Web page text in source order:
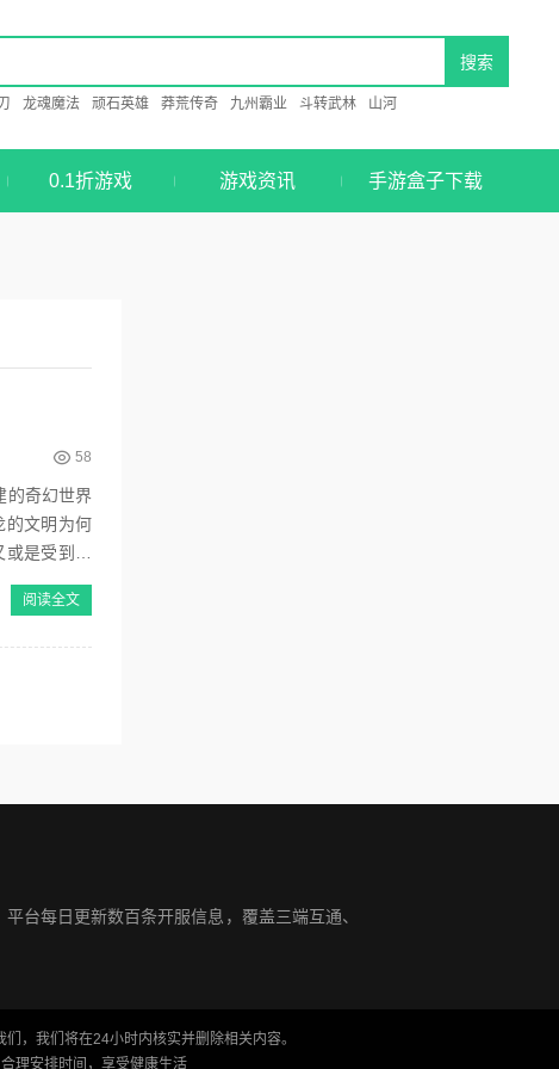
龙魂魔法 顽石英雄 莽荒传奇 九州霸业 斗转武林 山河
0.1折游戏 游戏资讯 手游盒子下载
58
的奇幻世界
的文明为何
是受到了
阅读全文
台每日更新数百条开服信息，覆盖三端互通、
，我们将在24小时内核实并删除相关内容。
理安排时间，享受健康生活